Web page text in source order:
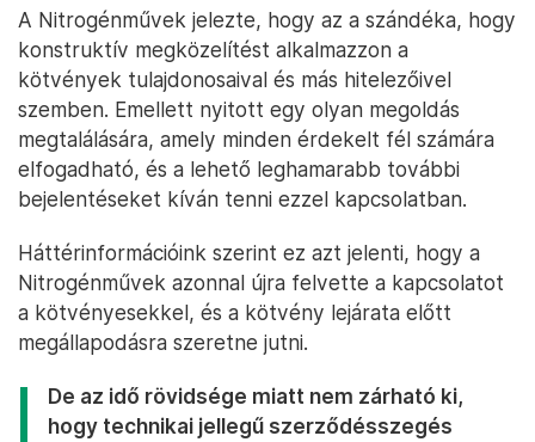
A Nitrogénművek jelezte, hogy az a szándéka, hogy
konstruktív megközelítést alkalmazzon a
kötvények tulajdonosaival és más hitelezőivel
szemben. Emellett nyitott egy olyan megoldás
megtalálására, amely minden érdekelt fél számára
elfogadható, és a lehető leghamarabb további
bejelentéseket kíván tenni ezzel kapcsolatban.
Háttérinformációink szerint ez azt jelenti, hogy a
Nitrogénművek azonnal újra felvette a kapcsolatot
a kötvényesekkel, és a kötvény lejárata előtt
megállapodásra szeretne jutni.
De az idő rövidsége miatt nem zárható ki,
hogy technikai jellegű szerződésszegés